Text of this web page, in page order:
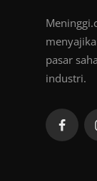
pasar
industri.